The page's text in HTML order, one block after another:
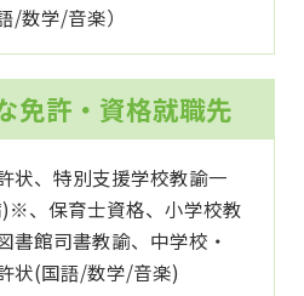
/数学/音楽）
免許・資格就職先
状、特別支援学校教諭一
、保育士資格、小学校教
書館司書教諭、中学校・
状(国語/数学/音楽)